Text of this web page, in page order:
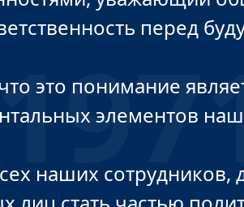
перед
это понимание
элементов
наших сотрудников,